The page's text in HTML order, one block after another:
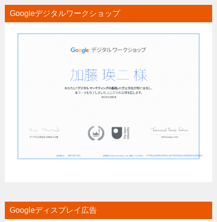
Googleデジタルワークショップ
Googleディスプレイ広告